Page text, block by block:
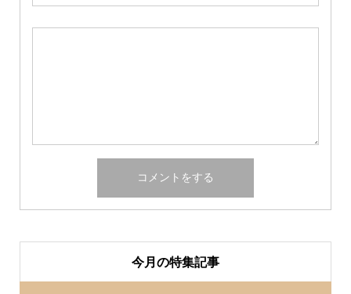
今月の特集記事